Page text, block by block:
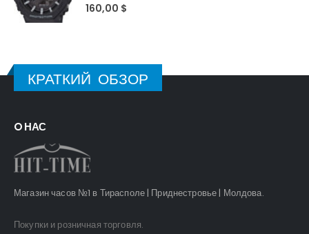
5out of 5
160,00 $
КРАТКИЙ ОБЗОР
O НАС
Магазин часов №1 в Тирасполе | Приднестровье | Молдова.
Покупки и розничная торговля.